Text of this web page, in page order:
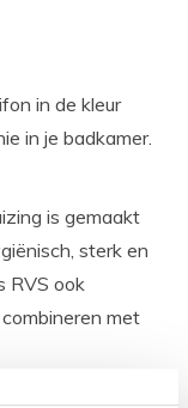
in de kleur
in je badkamer.
is gemaakt
sterk en
RVS ook
met